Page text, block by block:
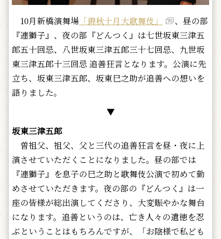
10月新橋演舞場「錦秋十月大歌舞伎」
、昼の部
『連獅子』、夜の部『どんつく』は七世坂東三津五
郎五十回忌、八世坂東三津五郎三十七回忌、九世坂
東三津五郎十三回忌 追善狂言となります。公演に先
立ち、坂東三津五郎、坂東巳之助が追善への想いを
語りました。
▼
坂東三津五郎
曽祖父、祖父、父と三代の追善狂言を昼・夜に上
演させていただくことになりました。昼の部では
『連獅子』を息子の巳之助と歌舞伎公演で初めて勤
めさせていただきます。夜の部の『どんつく』は一
座の皆様が総出演してくださり、大変賑やかな舞台
になります。追善というのは、亡き人々の遺徳を忍
ぶということはもちろんですが、「お陰様で私ども